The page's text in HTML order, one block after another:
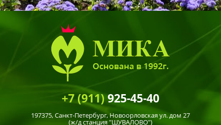
+7 (911)925-45-40
197375,Санкт-Петербург, Новоорловская ул. дом 27
(ж/д станция "ШУВАЛОВО")